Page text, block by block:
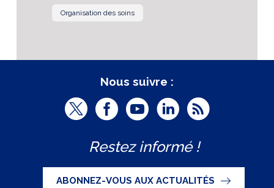
Organisation des soins
Nous suivre :
T
i
t
F
c
e
Y
u
t
L
n
k
R
Restez informé !
ABONNEZ-VOUS AUX ACTUALITÉS